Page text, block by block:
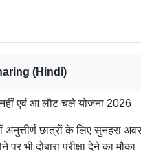
(Hindi)
एवं आ लौट चले योजना 2026
अनुत्तीर्ण छात्रों के लिए सुनहरा
भी दोबारा परीक्षा देने का मौका